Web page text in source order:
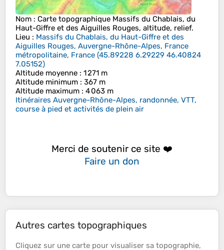
Nom : Carte topographique Massifs du Chablais, du
Haut-Giffre et des Aiguilles Rouges, altitude, relief.
Lieu : Massifs du Chablais, du Haut-Giffre et des
Aiguilles Rouges, Auvergne-Rhône-Alpes, France
métropolitaine, France (45.89228 6.29229 46.40824
7.05152)
Altitude moyenne : 1 271 m
Altitude minimum : 367 m
Altitude maximum : 4 063 m
Itinéraires Auvergne-Rhône-Alpes, randonnée, VTT,
course à pied et activités de plein air
Merci de soutenir ce site ❤️
Faire un don
Autres cartes topographiques
Cliquez sur une carte pour visualiser sa topographie,